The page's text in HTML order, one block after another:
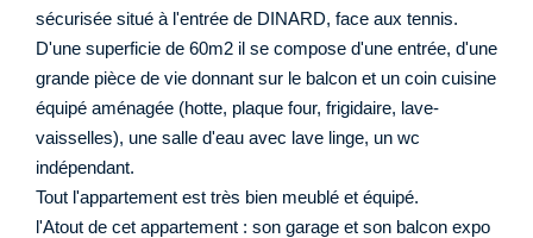
sécurisée situé à l'entrée de DINARD, face aux tennis.
D'une superficie de 60m2 il se compose d'une entrée, d'une
grande pièce de vie donnant sur le balcon et un coin cuisine
équipé aménagée (hotte, plaque four, frigidaire, lave-
vaisselles), une salle d'eau avec lave linge, un wc
indépendant.
Tout l'appartement est très bien meublé et équipé.
l'Atout de cet appartement : son garage et son balcon expo